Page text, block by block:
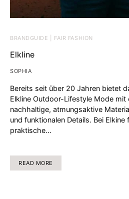
BRANDGUIDE | FAIR FASHION
Elkline
SOPHIA
Bereits seit über 20 Jahren bietet
Elkline Outdoor-Lifestyle Mode mit
nachhaltige, atmungsaktive
und funktionalen Details. Bei Elkine
praktische…
READ MORE